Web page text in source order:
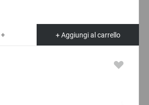
+ + Aggiungi al carrello